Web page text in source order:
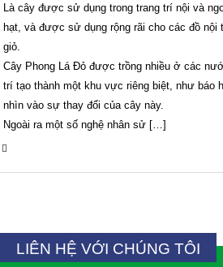
Là cây được sử dụng trong trang trí nội và
hạt, và được sử dụng rộng rãi cho các đồ nội
giỏ.
Cây Phong Lá Đỏ được trồng nhiều ở các
trí tạo thành một khu vực riêng biệt, như báo
nhìn vào sự thay đổi của cây này.
Ngoài ra một số nghệ nhân sử […]
LIÊN HỆ VỚI CHÚNG TÔI